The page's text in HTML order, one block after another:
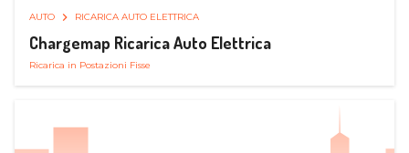
AUTO RICARICA AUTO ELETTRICA
Chargemap Ricarica Auto Elettrica
Ricarica in Postazioni Fisse